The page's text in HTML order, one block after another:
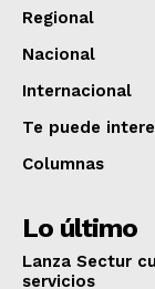
Regional
Nacional
Internacional
Te puede
Columnas
Lo último
Lanza Sectur
servicios